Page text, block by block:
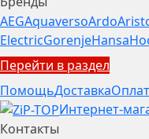
AEGAquaversoArdo
ElectricGorenjeHansa
Перейти в раздел
ПомощьДоставка
Интернет-
Контакты